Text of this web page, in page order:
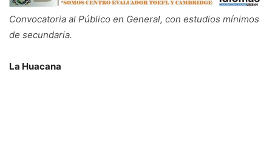
Convocatoria al Público en General, con estudios mínimos
de secundaria.
La Huacana